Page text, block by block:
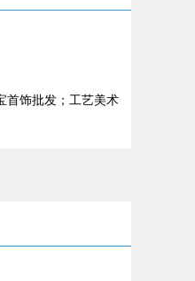
首饰批发；工艺美术